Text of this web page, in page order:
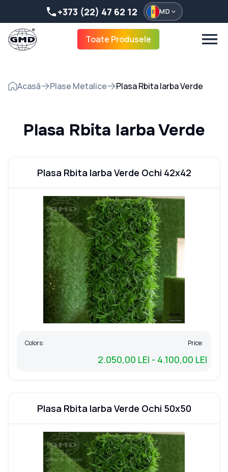
+373 (22) 47 62 12 MD
Toate Produsele
Acasă Plase Metalice Plasa Rbita Iarba Verde
Plasa Rbita Iarba Verde
Plasa Rbita Iarba Verde Ochi 42x42
Colors: Price:
2.050,00 LEI - 4.100,00 LEI
Plasa Rbita Iarba Verde Ochi 50x50